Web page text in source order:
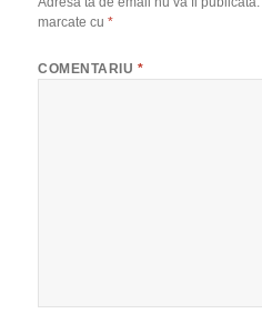
marcate cu*
COMENTARIU *